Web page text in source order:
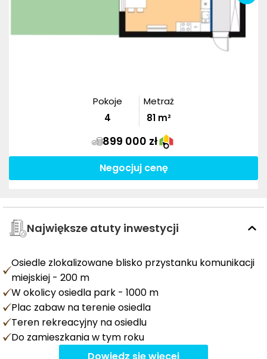
Pokoje
4
Metraż
81 m²
899 000 zł
Negocjuj cenę
Największe atuty inwestycji
Osiedle zlokalizowane blisko przystanku komunikacji
miejskiej - 200 m
W okolicy osiedla park - 1000 m
Plac zabaw na terenie osiedla
Teren rekreacyjny na osiedlu
Do zamieszkania w tym roku